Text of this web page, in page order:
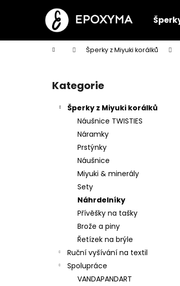
Domů Šperky z Miyuki korálků
Přeskočit
kategorie
Kategorie
Šperky z Miyuki korálků
Náušnice TWISTIES
Náramky
Prstýnky
Náušnice
Miyuki & minerály
Sety
Náhrdelníky
Přívěšky na tašky
Brože a piny
Řetízek na brýle
Ruční vyšívání na textil
Spolupráce
VANDAPANDART
í
Zpět
do
Zpět
do
NÁRAMEK SLEPIČKY
690 Kč